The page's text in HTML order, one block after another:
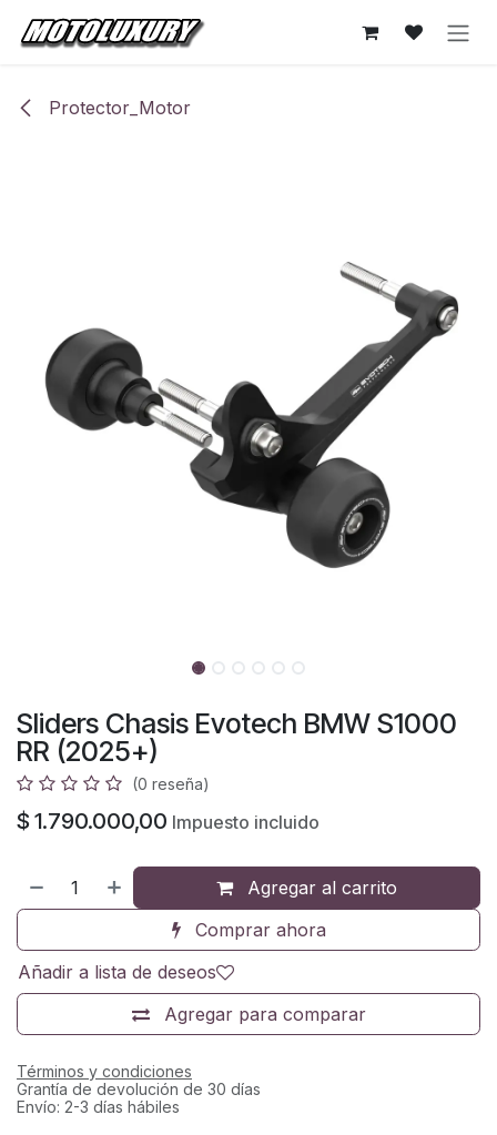
Ir al contenido
Protector_Motor
Sliders Chasis Evotech BMW S1000
RR (2025+)
(0 reseña)
$ 1.790.000,00 Impuesto incluido
Agregar al carrito
Comprar ahora
Agregar para comparar
Añadir a lista de deseos
Términos y condiciones
Grantía de devolución de 30 días
Envío: 2-3 días hábiles